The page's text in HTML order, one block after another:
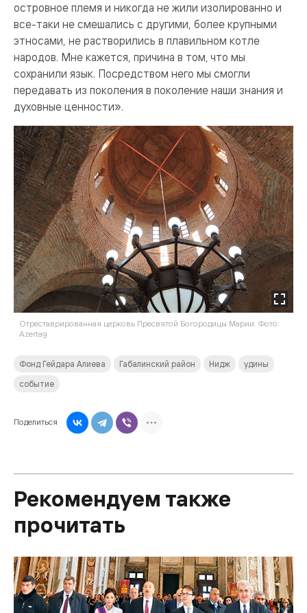
островное племя и никогда не жили изолированно и
все-таки не смешались с другими, более крупными
этносами, не растворились в плавильном котле
народов. Мне кажется, причина в том, что мы
сохранили язык. Посредством него мы смогли
передавать из поколения в поколение наши знания и
духовные ценности».
Отреставрированная церковь Пресвятой Богородицы Марии. Фото:
Azertag
Фонд Гейдара Алиева Габалинский район Нидж
удины
событие
Поделиться
Рекомендуем также
прочитать